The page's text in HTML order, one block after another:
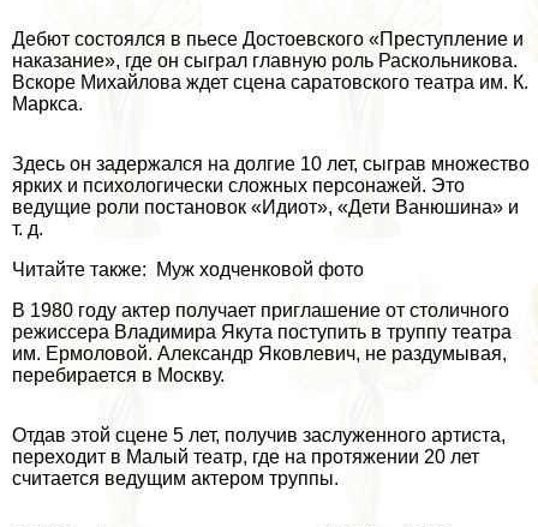
Дебют состоялся в пьесе Достоевского «Преступление и
наказание», где он сыграл главную роль Раскольникова.
Вскоре Михайлова ждет сцена саратовского театра им. К.
Маркса.
Здесь он задержался на долгие 10 лет, сыграв множество
ярких и психологически сложных персонажей. Это
ведущие роли постановок «Идиот», «Дети Ванюшина» и
т. д.
Читайте также: Муж ходченковой фото
В 1980 году актер получает приглашение от столичного
режиссера Владимира Якута поступить в труппу театра
им. Ермоловой. Александр Яковлевич, не раздумывая,
перебирается в Москву.
Отдав этой сцене 5 лет, получив заслуженного артиста,
переходит в Малый театр, где на протяжении 20 лет
считается ведущим актером труппы.